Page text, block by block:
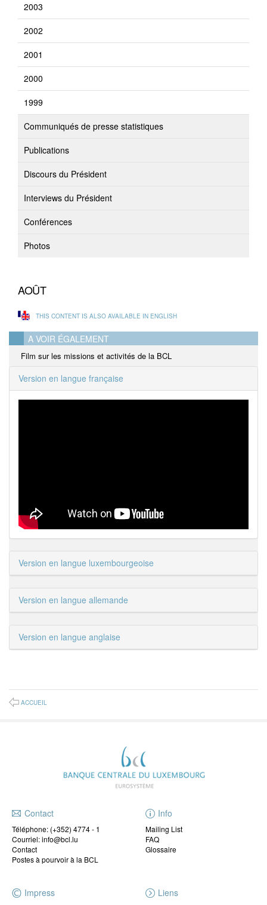
2003
2002
2001
2000
1999
Communiqués de presse statistiques
Publications
Discours du Président
Interviews du Président
Conférences
Photos
AOÛT
THIS CONTENT IS ALSO AVAILABLE IN ENGLISH
A VOIR ÉGALEMENT
Film sur les missions et activités de la BCL
Version en langue française
Version en langue luxembourgeoise
Version en langue allemande
Version en langue anglaise
ACCUEIL
Contact
Téléphone: (+352) 4774 - 1
Courriel: info@bcl.lu
Contact
Postes à pourvoir à la BCL
Info
Mailing List
FAQ
Glossaire
Impress Liens